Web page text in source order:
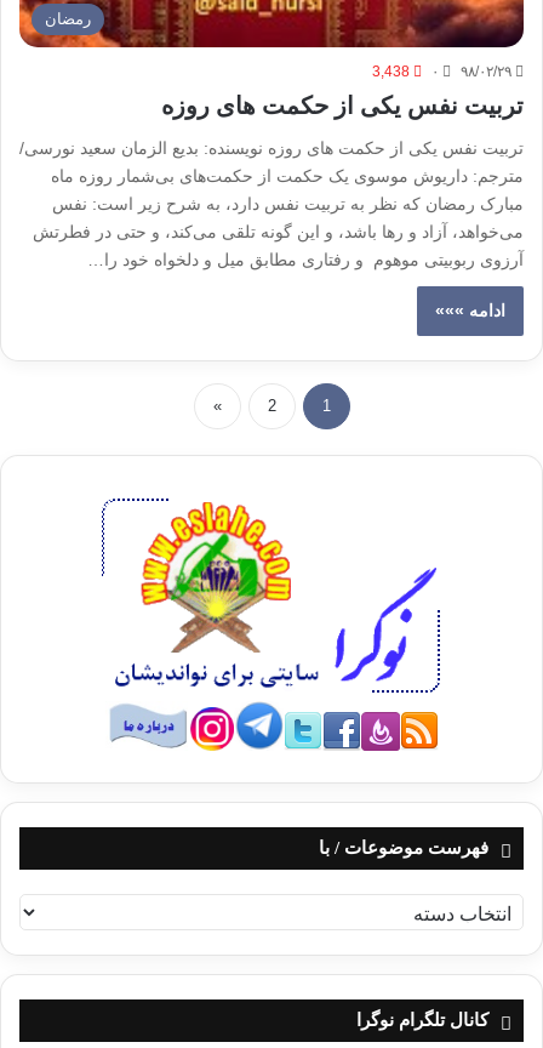
رمضان
۹۸/۰۲/۲۹ ۰ 3,438
تربیت نفس یکی از حکمت های روزه
تربیت نفس یکی از حکمت های روزه نویسنده: بدیع الزمان سعید نورسی/
مترجم: داریوش موسوی یک حکمت از حکمت‌های بی‌شمار روزه ماه
مبارک رمضان که نظر به تربیت نفس دارد، به شرح زیر است: نفس
می‌خواهد، آزاد و رها باشد، و این گونه تلقی می‌کند، و حتی در فطرتش
آرزوی ربوبیتی موهوم و رفتاری مطابق میل و دلخواه خود را…
ادامه »»»
1
2
»
فهرست موضوعات / با
ه
ر
کانال تلگرام نوگرا